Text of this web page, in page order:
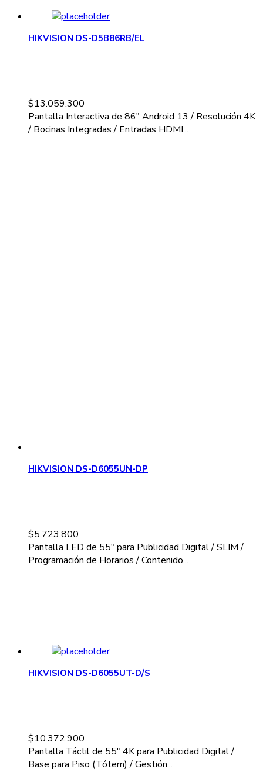
HIKVISION DS-D5B86RB/EL
$13.059.300
Pantalla Interactiva de 86" Android 13 / Resolución 4K
/ Bocinas Integradas / Entradas HDMI...
HIKVISION DS-D6055UN-DP
$5.723.800
Pantalla LED de 55" para Publicidad Digital / SLIM /
Programación de Horarios / Contenido...
HIKVISION DS-D6055UT-D/S
$10.372.900
Pantalla Táctil de 55" 4K para Publicidad Digital /
Base para Piso (Tótem) / Gestión...